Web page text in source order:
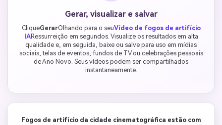
Gerar, visualizar e salvar
CliqueGerarOlhando para o seuVídeo de fogos de artifício
IARessurreição em segundos. Visualize os resultados em alta
qualidade e, em seguida, baixe ou salve para uso em mídias
sociais, telas de eventos, fundos de TV ou celebrações pessoais
de Ano Novo. Seus vídeos podem ser compartilhados
instantaneamente.
Fogos de artifício da cidade cinematográfica estão com